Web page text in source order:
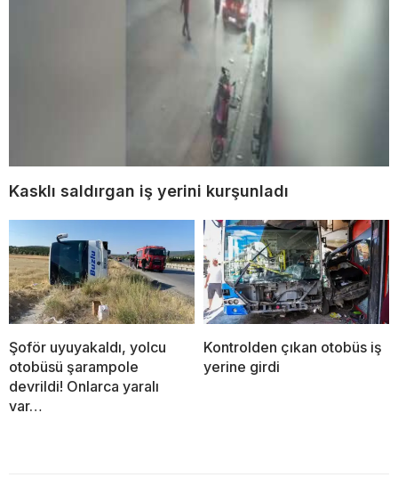
Kasklı saldırgan iş yerini kurşunladı
Şoför uyuyakaldı, yolcu
otobüsü şarampole
devrildi! Onlarca yaralı
var…
Kontrolden çıkan otobüs iş
yerine girdi